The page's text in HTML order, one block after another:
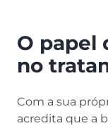
O papel
no
Com a sua
acredita que a